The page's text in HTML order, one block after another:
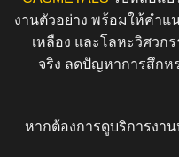
งานตัวอย่าง พร้อมให้คำแ
เหลือง และโลหะวิศวก
จริง ลดปัญหาการสึกห
หากต้องการดูบริการงา